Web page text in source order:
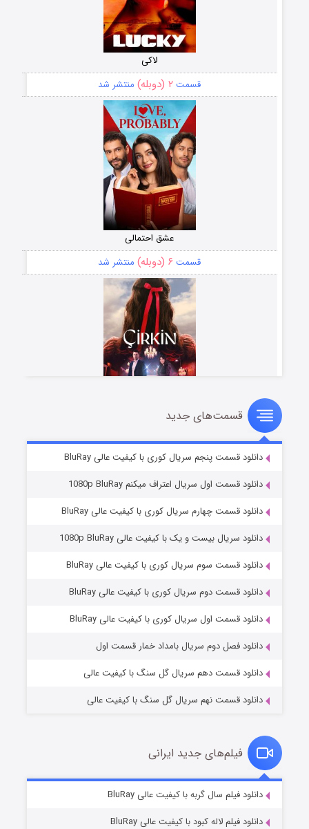
لاکی
قسمت ۲ (دوبله) منتشر شد
عشق احتمالی
قسمت ۶ (دوبله) منتشر شد
سریال زشت
قسمت۵ (زیرنویس) منتشر شد
وستی ها
قسمت۱ (زیرنویس) منتشر شد
قسمت۶ (زیرنویس) منتشر شد
قسمت‌های جدید
دانلود قسمت پنجم سریال کوری با کیفیت عالی BluRay
دانلود قسمت اول سریال اعتراف میکنم 1080p BluRay
دانلود قسمت چهارم سریال کوری با کیفیت عالی BluRay
دانلود سریال بیست و یک با کیفیت عالی 1080p BluRay
دانلود قسمت سوم سریال کوری با کیفیت عالی BluRay
دانلود قسمت دوم سریال کوری با کیفیت عالی BluRay
دانلود قسمت اول سریال کوری با کیفیت عالی BluRay
دانلود فصل دوم سریال بامداد خمار قسمت اول
دانلود قسمت دهم سریال گل سنگ با کیفیت عالی
دانلود قسمت نهم سریال گل سنگ با کیفیت عالی
فیلم‌های جدید ایرانی
دانلود فیلم سال گربه با کیفیت عالی BluRay
دانلود فیلم لاله کبود با کیفیت عالی BluRay